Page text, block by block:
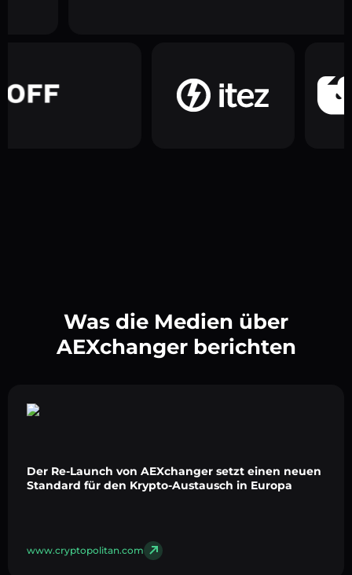
Was die Medien über
AEXchanger berichten
Der Re-Launch von AEXchanger setzt einen neuen
Standard für den Krypto-Austausch in Europa
www.cryptopolitan.com